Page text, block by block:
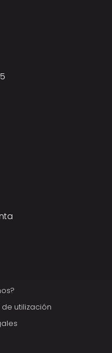
utilización